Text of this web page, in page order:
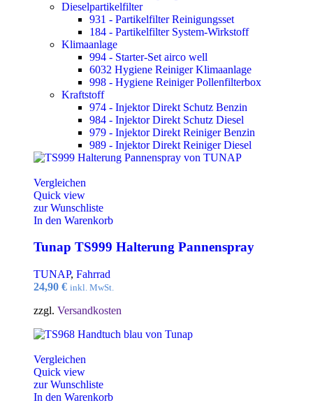
Dieselpartikelfilter
931 - Partikelfilter Reinigungsset
184 - Partikelfilter System-Wirkstoff
Klimaanlage
994 - Starter-Set airco well
6032 Hygiene Reiniger Klimaanlage
998 - Hygiene Reiniger Pollenfilterbox
Kraftstoff
974 - Injektor Direkt Schutz Benzin
984 - Injektor Direkt Schutz Diesel
979 - Injektor Direkt Reiniger Benzin
989 - Injektor Direkt Reiniger Diesel
Vergleichen
Quick view
zur Wunschliste
In den Warenkorb
Tunap TS999 Halterung Pannenspray
TUNAP, Fahrrad
24,90 € inkl. MwSt.
zzgl. Versandkosten
Vergleichen
Quick view
zur Wunschliste
In den Warenkorb